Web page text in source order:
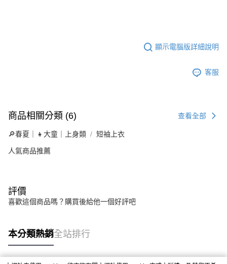
顯示電腦版詳細說明
客服
商品相關分類 (6) 查看全部
🔎春夏｜👧大童｜上身類 短袖上衣
人氣商品推薦
評價
喜歡這個商品嗎？購買後給他一個好評吧
本分類熱銷全站排行